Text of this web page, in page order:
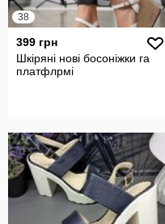
38
399 грн
Шкіряні нові босоніжки га
платфлрмі